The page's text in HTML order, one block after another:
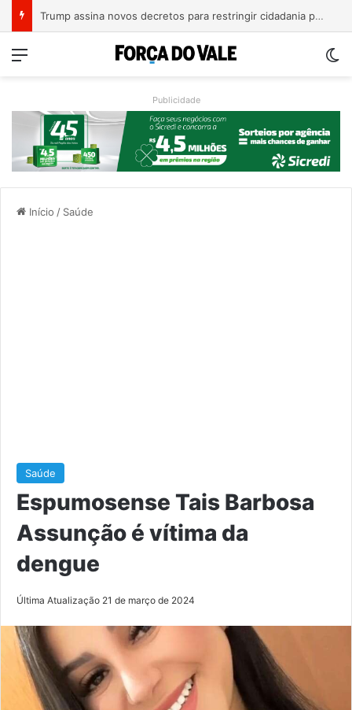
A Balsa Vicentina do Rio Guaporé
Menu
Publicidade
Início / Saúde
Saúde
Espumosense Tais Barbosa
Assunção é vítima da
dengue
Última Atualização 21 de março de 2024